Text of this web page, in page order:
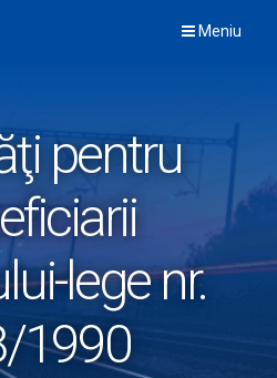
Meniu
pentru
lege nr.
1990